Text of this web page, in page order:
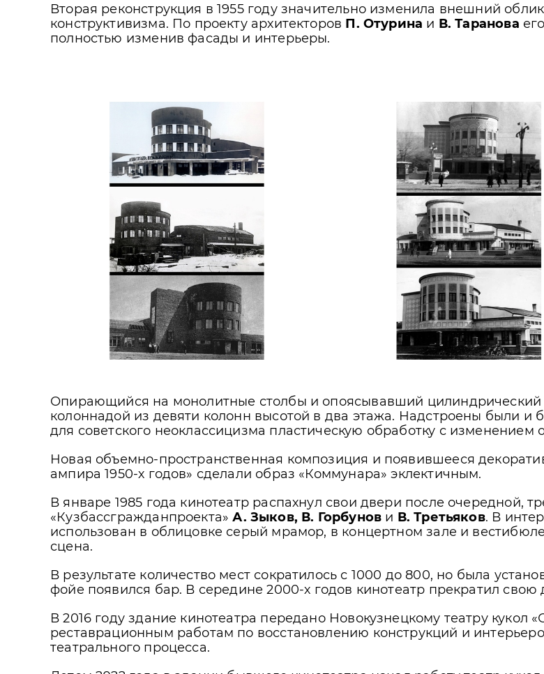
Вторая реконструкция в 1955 году значительно изменила внешний
конструктивизма. По проекту архитекторов П. Отурина и В. Таранова
полностью изменив фасады и интерьеры.
Опирающийся на монолитные столбы и опоясывавший
колоннадой из девяти колонн высотой в два этажа. Надстроены были и
для советского неоклассицизма пластическую обработку с
Новая объемно-пространственная композиция и появившееся
ампира 1950-х годов» сделали образ «Коммунара» эклектичным.
В январе 1985 года кинотеатр распахнул свои двери после очередной,
«Кузбассгражданпроекта»А. Зыков, В. Горбунов и В. Третьяков. В
использован в облицовке серый мрамор, в концертном зале и
сцена.
В результате количество мест сократилось с 1000 до 800, но была
фойе появился бар. В середине 2000-х годов кинотеатр прекратил свою
В 2016 году здание кинотеатра передано Новокузнецкому театру кукол
реставрационным работам по восстановлению конструкций и
театрального процесса.